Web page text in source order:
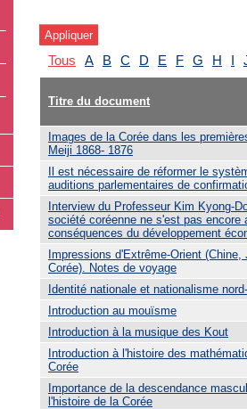
Tous A B C D E F G H I
Titre du document
Images de la Corée dans les
Meiji 1868- 1876
Il est nécessaire de réformer le
auditions parlementaires de
Interview du Professeur Kim Kyong-
société coréenne ne s'est pas encore
conséquences du développement
Impressions d'Extrême-Orient (Chine,
Corée). Notes de voyage
Identité nationale et nationalisme
Introduction au mouïsme
Introduction à la musique des Kout
Introduction à l'histoire des
Corée
Importance de la descendance
l'histoire de la Corée